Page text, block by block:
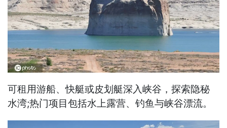
可租用游船、快艇或皮划艇深入峡谷，探索隐秘
水湾;热门项目包括水上露营、钓鱼与峡谷漂流。